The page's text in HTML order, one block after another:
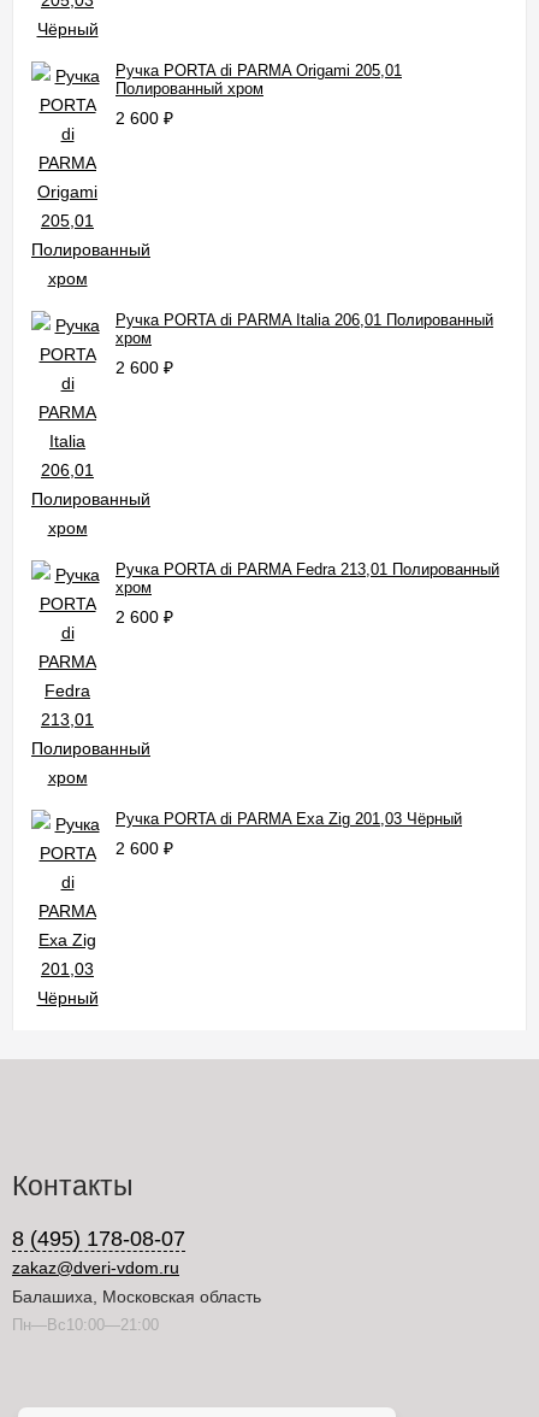
Ручка PORTA di PARMA Origami 205,01
Полированный хром
2 600 ₽
Ручка PORTA di PARMA Italia 206,01 Полированный
хром
2 600 ₽
Ручка PORTA di PARMA Fedra 213,01 Полированный
хром
2 600 ₽
Ручка PORTA di PARMA Exa Zig 201,03 Чёрный
2 600 ₽
Контакты
8 (495) 178-08-07
zakaz@dveri-vdom.ru
Балашиха, Московская область
Пн—Вс10:00—21:00